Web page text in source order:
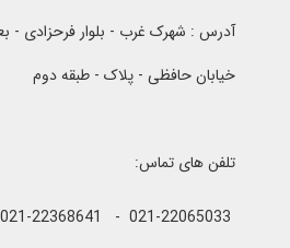
آدرس : شهرک غرب - بلوار فرحزادی -
خیابان حافظی - پلاک - طبقه دوم
تلفن های تماس: